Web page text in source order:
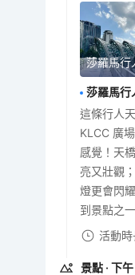
莎羅馬
這條行人
KLCC 廣
感覺！天
亮又壯觀
燈更會閃
到景點之一
活動
景點 · 下午